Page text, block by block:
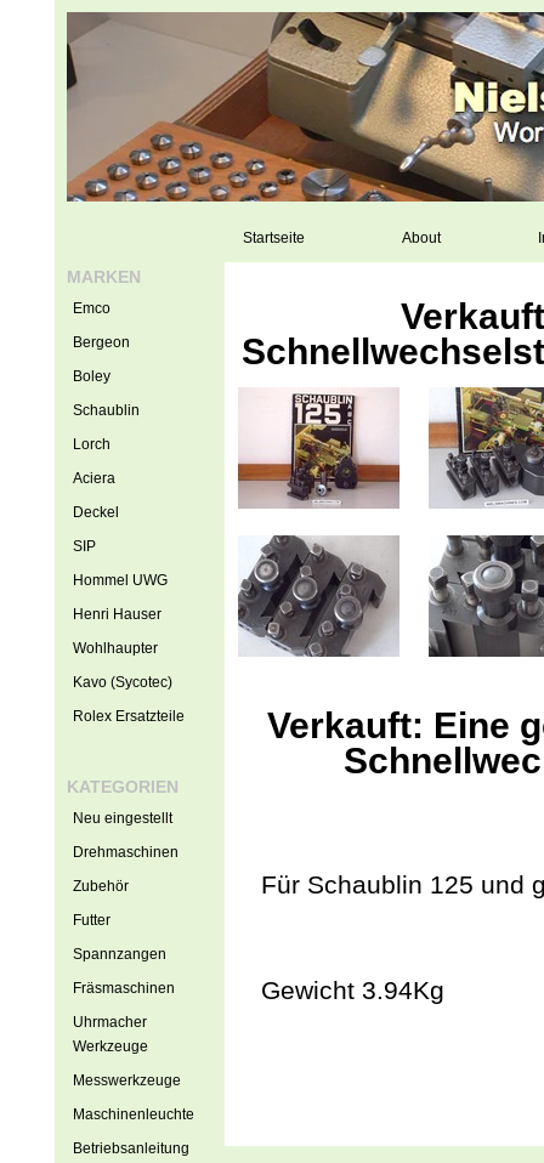
Startseite About
Verkauft: Eine
Für Schaublin 125 und
Gewicht 3.94Kg
MARKEN
Emco
Bergeon
Boley
Schaublin
Lorch
Aciera
Deckel
SIP
Hommel UWG
Henri Hauser
Wohlhaupter
Kavo (Sycotec)
Rolex Ersatzteile
KATEGORIEN
Neu eingestellt
Drehmaschinen
Zubehör
Futter
Spannzangen
Fräsmaschinen
Uhrmacher
Werkzeuge
Messwerkzeuge
Maschinenleuchte
Betriebsanleitung